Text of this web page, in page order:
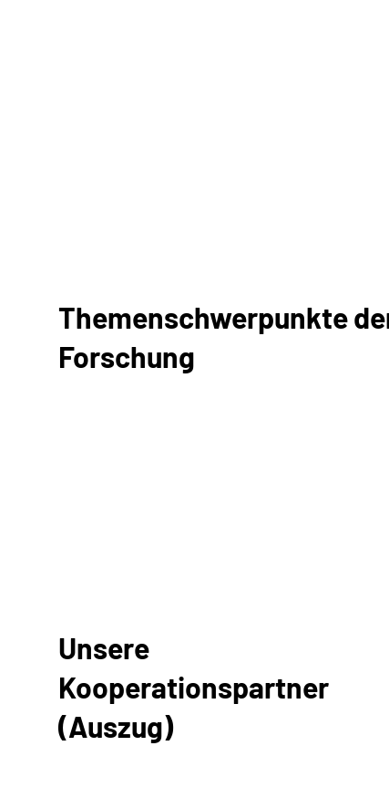
Themenschwerpunkte
Forschung
Unsere
Kooperationspartner
(Auszug)